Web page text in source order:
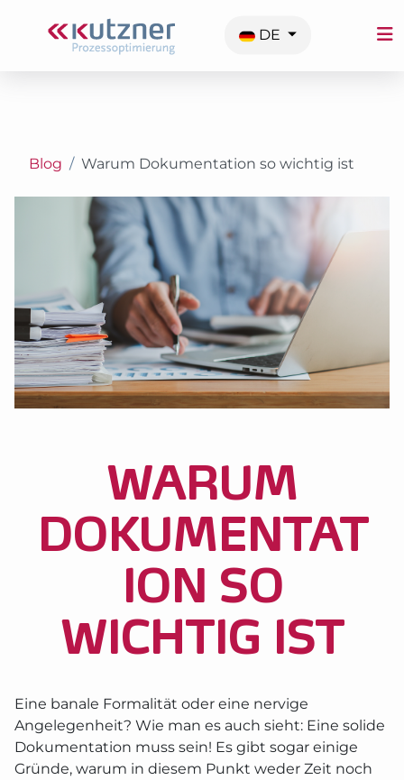
Sprache auswählen
DE
Blog Warum Dokumentation so wichtig ist
WARUM
DOKUMENTAT
ION SO
WICHTIG IST
Eine banale Formalität oder eine nervige
Angelegenheit? Wie man es auch sieht: Eine solide
Dokumentation muss sein! Es gibt sogar einige
Gründe, warum in diesem Punkt weder Zeit noch